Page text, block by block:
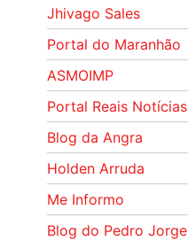
Jhivago Sales
Portal do Maranhão
ASMOIMP
Portal Reais Notí­cias
Blog da Angra
Holden Arruda
Me Informo
Blog do Pedro Jorge